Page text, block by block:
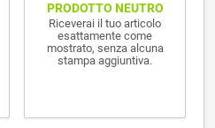
PRODOTTO NEUTRO
Riceverai il tuo articolo
esattamente come
mostrato, senza alcuna
stampa aggiuntiva.